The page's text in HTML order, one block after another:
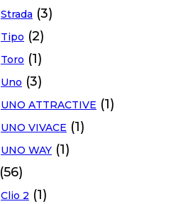
Strada (3)
Tipo (2)
Toro (1)
Uno (3)
UNO ATTRACTIVE (1)
UNO VIVACE (1)
UNO WAY (1)
(56)
Clio 2 (1)